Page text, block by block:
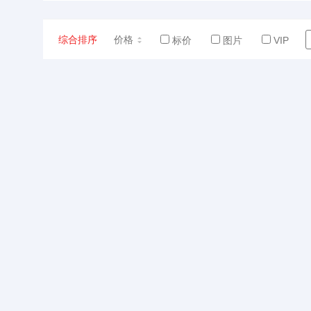
综合排序 价格 标价 图片 VIP